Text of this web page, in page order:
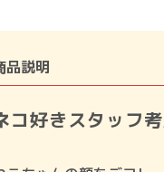
品説明
コ好きスタッフ